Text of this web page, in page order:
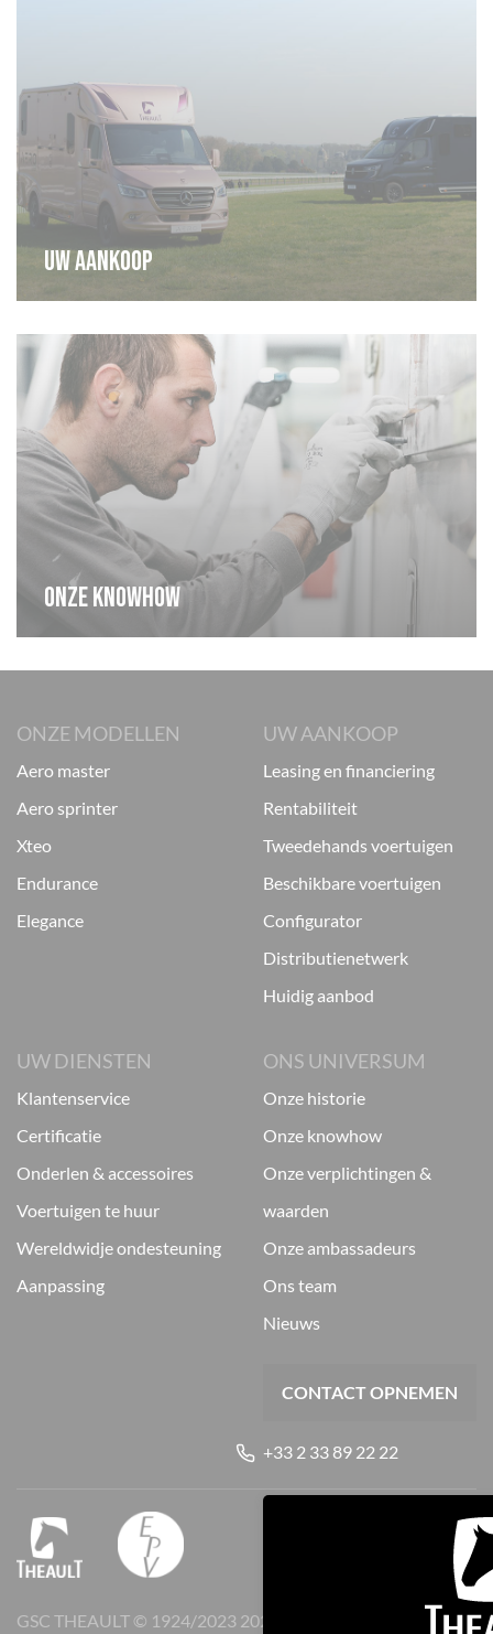
Uw aankoop
Onze knowhow
ONZE MODELLEN
aero master
aero sprinter
xteo
endurance
elegance
UW AANKOOP
leasing en financiering
rentabiliteit
tweedehands voertuigen
beschikbare voertuigen
configurator
distributienetwerk
huidig aanbod
UW DIENSTEN
klantenservice
certificatie
onderlen & accessoires
voertuigen te huur
wereldwidje ondesteuning
aanpassing
ONS UNIVERSUM
onze historie
onze knowhow
onze verplichtingen &
waarden
onze ambassadeurs
ons team
nieuws
CONTACT OPNEMEN
+33 2 33 89 22 22
GSC THEAULT © 1924/2023 2026